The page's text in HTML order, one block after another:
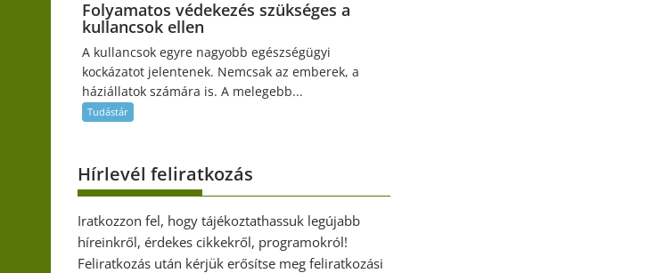
Folyamatos védekezés szükséges a
kullancsok ellen
A kullancsok egyre nagyobb egészségügyi
kockázatot jelentenek. Nemcsak az emberek, a
háziállatok számára is. A melegebb...
Tudástár
Hírlevél feliratkozás
Iratkozzon fel, hogy tájékoztathassuk legújabb
híreinkről, érdekes cikkekről, programokról!
Feliratkozás után kérjük erősítse meg feliratkozási